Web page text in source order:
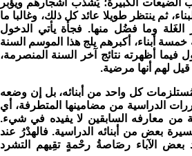
الضيعات الكبيرة؛ يُشذب أشجارهم ويؤبر
ثم ينتظر طويلا عائد كل ذلك، وغالبا ما
الغَلة وما فضُل منها. فجأة يأتي الدخول
أبناء، أكبرهم يلج هذا الموسم السنة
فيما أظهرته نتائج آخر السنة المنصرمة،
لهم أنها مرضية.
كل واحد من أبنائه، بل إن وضعه
الدراسية من مضامينها المتطرفة، أي
معارفه السابقين لا يفيده في شيء.
بعض من أبنائه الدراسية. فالهدْرُ عند
بعض الآباء رصَاصةُ رحْمةٍ تقِيهم التشرد